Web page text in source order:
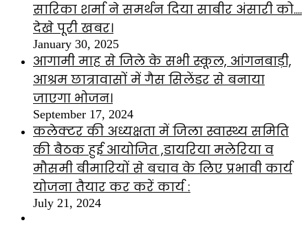
सारिका शर्मा ने समर्थन दिया साबीर अंसारी को….
देखे पूरी खबर।
January 30, 2025
आगामी माह से जिले के सभी स्कूल, आंगनबाड़ी,
आश्रम छात्रावासों में गैस सिलेंडर से बनाया
जाएगा भोजन।
September 17, 2024
कलेक्टर की अध्यक्षता में जिला स्वास्थ्य समिति
की बैठक हुई आयोजित ,डायरिया मलेरिया व
मौसमी बीमारियों से बचाव के लिए प्रभावी कार्य
योजना तैयार कर करें कार्य :
July 21, 2024